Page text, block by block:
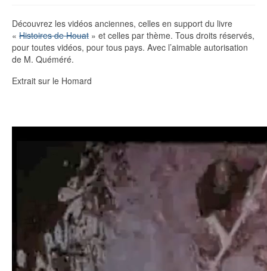
Découvrez les vidéos anciennes, celles en support du livre
« Histoires de Houat » et celles par thème. Tous droits réservés,
pour toutes vidéos, pour tous pays. Avec l’aimable autorisation
de M. Quéméré.
Extrait sur le Homard